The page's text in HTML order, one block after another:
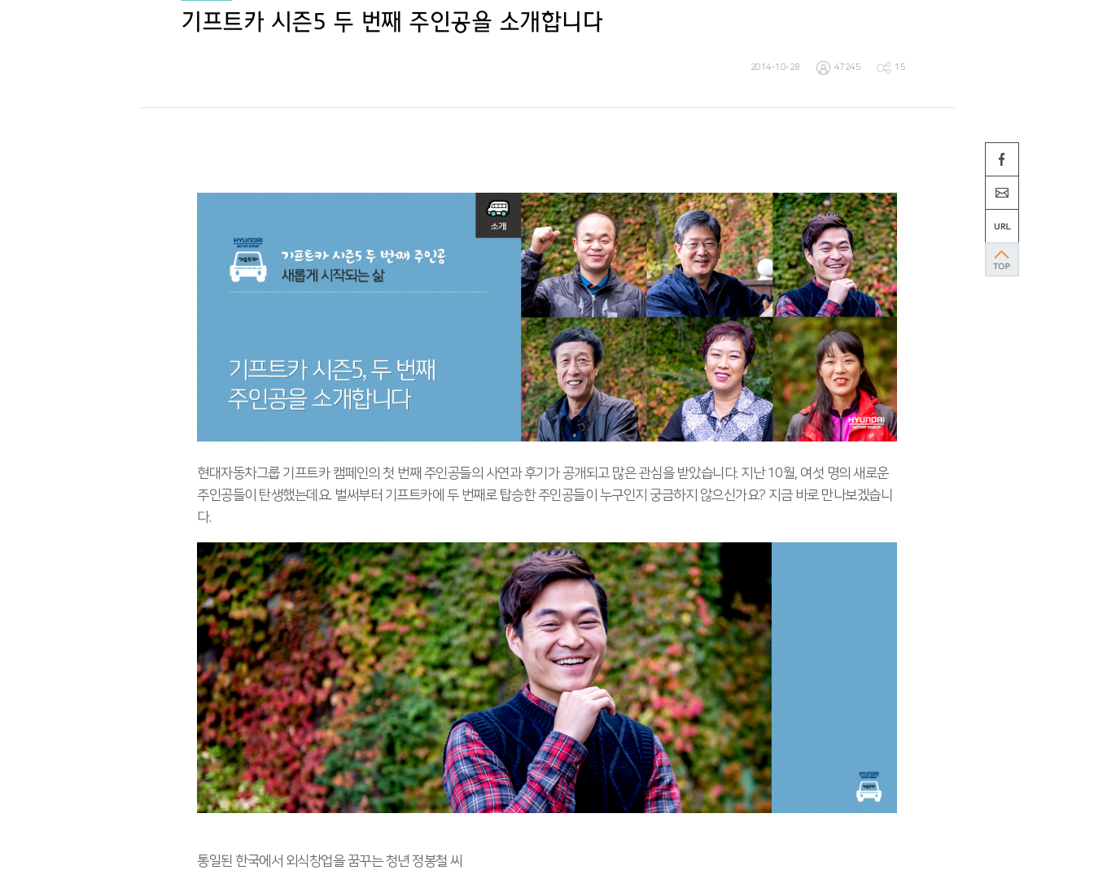
기프트카 시즌5 두 번째 주인공을 소개합니다
2014-10-28 47245 15
현대자동차그룹 기프트카 캠페인의 첫 번째 주인공들의 사연과 후기가 공개되고 많은 관심을 받았습니다. 지난 10월, 여섯 명의 새로운
주인공들이 탄생했는데요. 벌써부터 기프트카에 두 번째로 탑승한 주인공들이 누구인지 궁금하지 않으신가요? 지금 바로 만나보겠습니
다.
통일된 한국에서 외식창업을 꿈꾸는 청년 정봉철 씨